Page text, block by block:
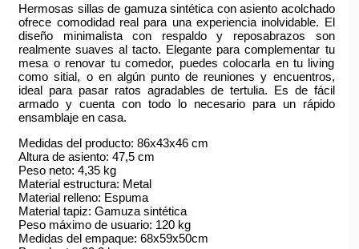
Hermosas sillas de gamuza sintética con asiento acolchado
ofrece comodidad real para una experiencia inolvidable. El
diseño minimalista con respaldo y reposabrazos son
realmente suaves al tacto. Elegante para complementar tu
mesa o renovar tu comedor, puedes colocarla en tu living
como sitial, o en algún punto de reuniones y encuentros,
ideal para pasar ratos agradables de tertulia. Es de fácil
armado y cuenta con todo lo necesario para un rápido
ensamblaje en casa.
Medidas del producto: 86x43x46 cm
Altura de asiento: 47,5 cm
Peso neto: 4,35 kg
Material estructura: Metal
Material relleno: Espuma
Material tapiz: Gamuza sintética
Peso máximo de usuario: 120 kg
Medidas del empaque: 68x59x50cm